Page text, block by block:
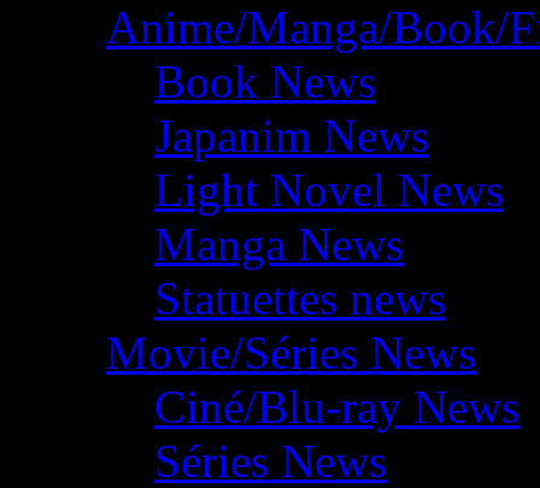
Anime/Manga/Book/
Book News
Japanim News
Light Novel News
Manga News
Statuettes news
Movie/Séries News
Ciné/Blu-ray News
Séries News